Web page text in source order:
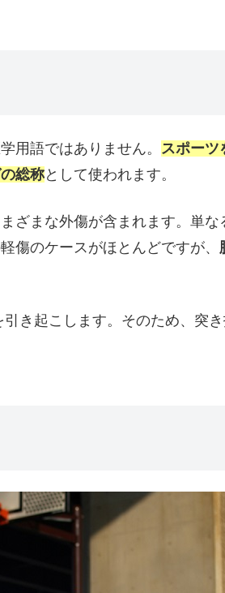
用語ではありません。 スポーツ
総称として使われます。
ざまな外傷が含まれます。単な
傷のケースがほとんどですが、
引き起こします。そのため、突